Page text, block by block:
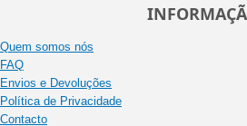
Quem somos nós
FAQ
Envios e Devoluções
Política de Privacidade
Contacto